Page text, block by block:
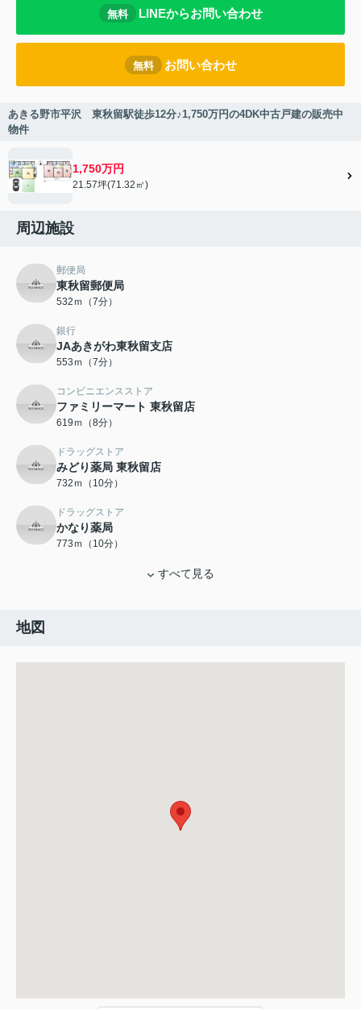
無料 LINEからお問い合わせ
無料 お問い合わせ
あきる野市平沢 東秋留駅徒歩12分♪1,750万円の4DK中古戸建の販売中
物件
1,750万円
21.57坪(71.32㎡)
周辺施設
郵便局
東秋留郵便局
532ｍ（7分）
銀行
JAあきがわ東秋留支店
553ｍ（7分）
コンビニエンスストア
ファミリーマート 東秋留店
619ｍ（8分）
ドラッグストア
みどり薬局 東秋留店
732ｍ（10分）
ドラッグストア
かなり薬局
773ｍ（10分）
すべて見る
地図